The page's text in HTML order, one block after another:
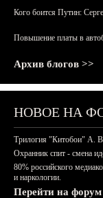
Кого боится Путин:
Повышение платы в
Архив блогов >>
НОВОЕ НА
Трилогия "Китобои" А.
Охранник спит - смена
80% российского
и наркологии.
Перейти на форум